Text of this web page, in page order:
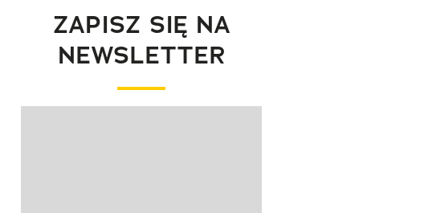
ZAPISZ SIĘ NA
NEWSLETTER